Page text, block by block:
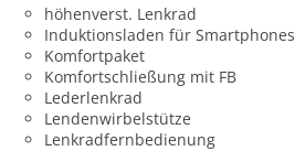
höhenverst. Lenkrad
Induktionsladen für Smartphones
Komfortpaket
Komfortschließung mit FB
Lederlenkrad
Lendenwirbelstütze
Lenkradfernbedienung